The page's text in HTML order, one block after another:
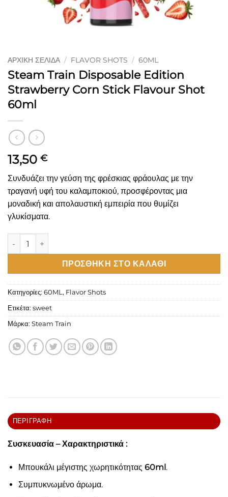
ΑΡΧΙΚΉ ΣΕΛΊΔΑ / FLAVOR SHOTS / 60ML
Steam Train Disposable Edition
Strawberry Corn Stick Flavour Shot
60ml
13,50 €
Συνδυάζει την γεύση της φρέσκιας φράουλας με την
τραγανή υφή του καλαμποκιού, προσφέροντας μια
μοναδική και απολαυστική εμπειρία που θυμίζει
γλυκίσματα.
Steam Train Disposable Edition Strawberry Corn Stick
ΠΡΟΣΘΉΚΗ ΣΤΟ ΚΑΛΆΘΙ
Κατηγορίες: 60ML, Flavor Shots
Ετικέτα: sweet
Μάρκα: Steam Train
ΠΕΡΙΓΡΑΦΉ
Συσκευασία – Χαρακτηριστικά :
Μπουκάλι μέγιστης χωρητικότητας 60ml.
Συμπυκνωμένο άρωμα.